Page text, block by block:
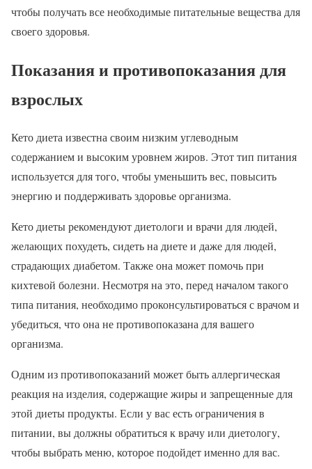
чтобы получать все необходимые питательные вещества для
своего здоровья.
Показания и противопоказания для
взрослых
Кето диета известна своим низким углеводным
содержанием и высоким уровнем жиров. Этот тип питания
используется для того, чтобы уменьшить вес, повысить
энергию и поддерживать здоровье организма.
Кето диеты рекомендуют диетологи и врачи для людей,
желающих похудеть, сидеть на диете и даже для людей,
страдающих диабетом. Также она может помочь при
кихтевой болезни. Несмотря на это, перед началом такого
типа питания, необходимо проконсультироваться с врачом и
убедиться, что она не противопоказана для вашего
организма.
Одним из противопоказаний может быть аллергическая
реакция на изделия, содержащие жиры и запрещенные для
этой диеты продукты. Если у вас есть ограничения в
питании, вы должны обратиться к врачу или диетологу,
чтобы выбрать меню, которое подойдет именно для вас.